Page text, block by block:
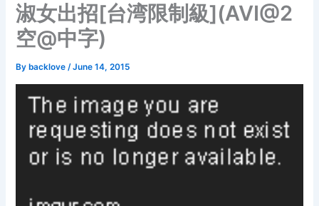
淑女出招[台湾限制級](AVI@2
空@中字)
By backlove/June 14, 2015